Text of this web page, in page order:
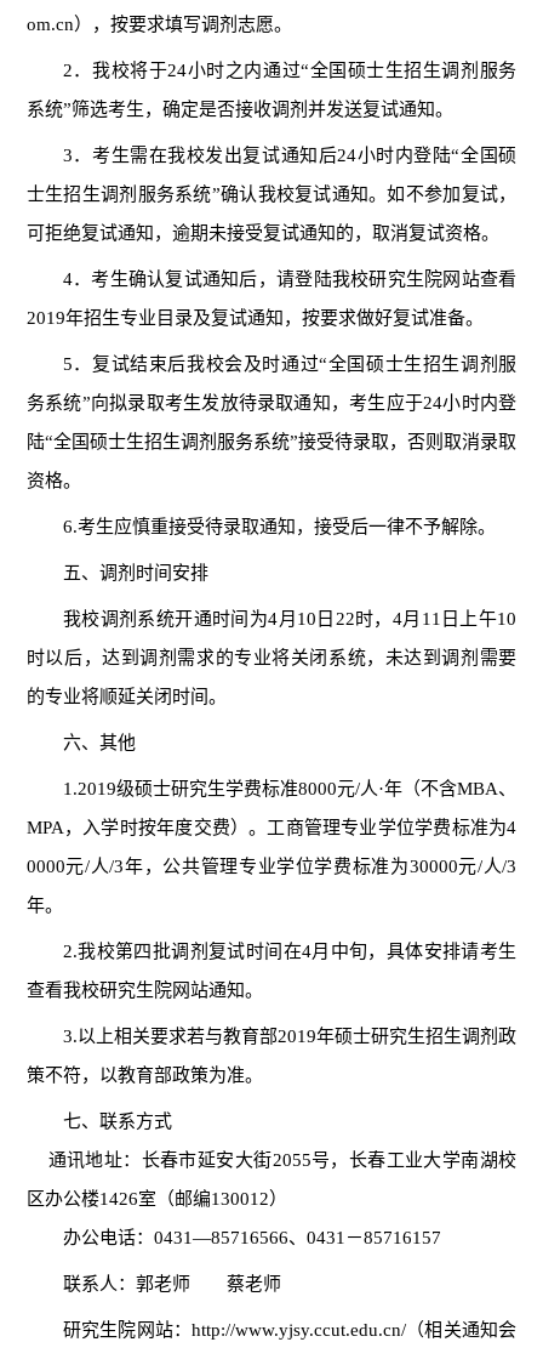
om.cn），按要求填写调剂志愿。
2．我校将于24小时之内通过“全国硕士生招生调剂服务
系统”筛选考生，确定是否接收调剂并发送复试通知。
3．考生需在我校发出复试通知后24小时内登陆“全国硕
士生招生调剂服务系统”确认我校复试通知。如不参加复试，
可拒绝复试通知，逾期未接受复试通知的，取消复试资格。
4．考生确认复试通知后，请登陆我校研究生院网站查看
2019年招生专业目录及复试通知，按要求做好复试准备。
5．复试结束后我校会及时通过“全国硕士生招生调剂服
务系统”向拟录取考生发放待录取通知，考生应于24小时内登
陆“全国硕士生招生调剂服务系统”接受待录取，否则取消录取
资格。
6.考生应慎重接受待录取通知，接受后一律不予解除。
五、调剂时间安排
我校调剂系统开通时间为4月 10 日 22时， 4月 11 日上午10
时以后，达到调剂需求的专业将关闭系统，未达到调剂需要
的专业将顺延关闭时间。
六、其他
1.2019级硕士研究生学费标准8000元/人·年（不含MBA、
MPA，入学时按年度交费）。工商管理专业学位学费标准为4
0000元/人/3年，公共管理专业学位学费标准为30000元/人/3
年。
2.我校第四批调剂复试时间在4月中旬，具体安排请考生
查看我校研究生院网站通知。
3.以上相关要求若与教育部2019年硕士研究生招生调剂政
策不符，以教育部政策为准。
七、联系方式
通讯地址：长春市延安大街2055号， 长春工业大学南湖校
区办公楼1426室（邮编130012）
办公电话： 0431—85716566、 0431－85716157
联系人：郭老师 蔡老师
研究生院网站：http://www.yjsy.ccut.edu.cn/ （相关通知会